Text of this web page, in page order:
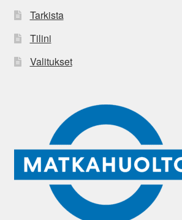
Tarkista
Tilini
Valitukset